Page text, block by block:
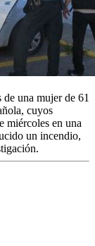
una mujer de 61
cuyos
miércoles en una
un incendio,